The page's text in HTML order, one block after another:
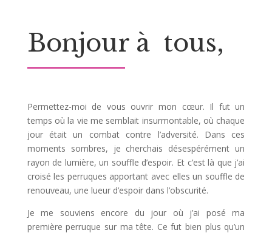
Bonjour à tous,
Permettez-moi de vous ouvrir mon cœur. Il fut un
temps où la vie me semblait insurmontable, où chaque
jour était un combat contre l’adversité. Dans ces
moments sombres, je cherchais désespérément un
rayon de lumière, un souffle d’espoir. Et c’est là que j’ai
croisé les perruques apportant avec elles un souffle de
renouveau, une lueur d’espoir dans l’obscurité.
Je me souviens encore du jour où j’ai posé ma
première perruque sur ma tête. Ce fut bien plus qu’un